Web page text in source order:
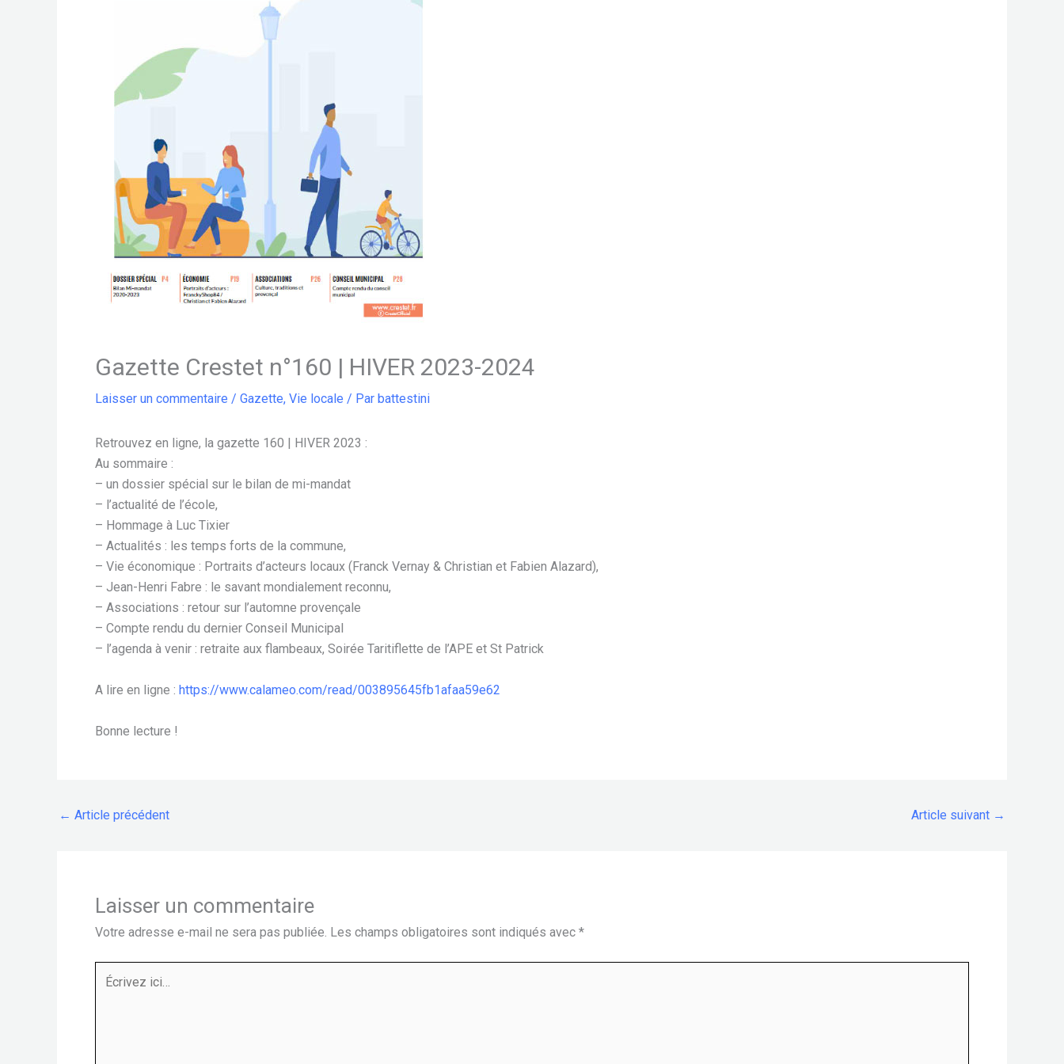
Gazette Crestet n°160 | HIVER 2023-2024
Laisser un commentaire / Gazette, Vie locale / Par battestini
Retrouvez en ligne, la gazette 160 | HIVER 2023 :
Au sommaire :
– un dossier spécial sur le bilan de mi-mandat
– l’actualité de l’école,
– Hommage à Luc Tixier
– Actualités : les temps forts de la commune,
– Vie économique : Portraits d’acteurs locaux (Franck Vernay & Christian et Fabien Alazard),
– Jean-Henri Fabre : le savant mondialement reconnu,
– Associations : retour sur l’automne provençale
– Compte rendu du dernier Conseil Municipal
– l’agenda à venir : retraite aux flambeaux, Soirée Taritiflette de l’APE et St Patrick
A lire en ligne : https://www.calameo.com/read/003895645fb1afaa59e62
Bonne lecture !
← Article précédent Article suivant →
Laisser un commentaire
Votre adresse e-mail ne sera pas publiée. Les champs obligatoires sont indiqués avec *
ici…